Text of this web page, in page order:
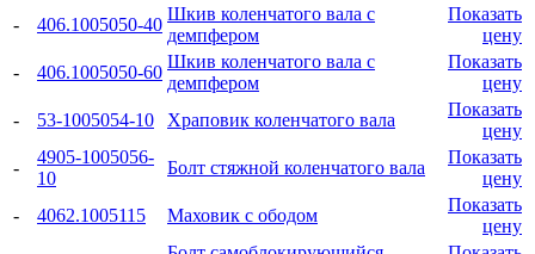
-
406.1005050-40
Шкив коленчатого вала с
демпфером
Показать
цену
-
406.1005050-60
Шкив коленчатого вала с
демпфером
Показать
цену
-
53-1005054-10 Храповик коленчатого вала
Показать
цену
-
4905-1005056-
10
Болт стяжной коленчатого вала
Показать
цену
-
4062.1005115 Маховик с ободом
Показать
цену